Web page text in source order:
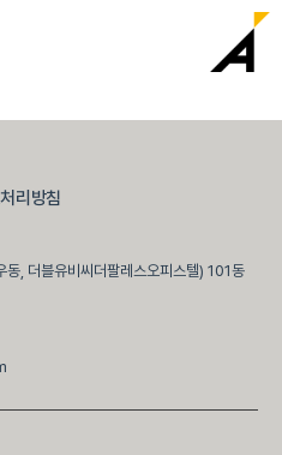
리방침
, 더블유비씨더팔레스오피스텔) 101동